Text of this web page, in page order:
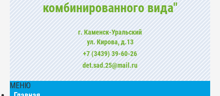
комбинированного вида"
г. Каменск-Уральский
ул. Кирова, д.13
+7 (3439) 39-60-26
det.sad.25@mail.ru
МЕНЮ